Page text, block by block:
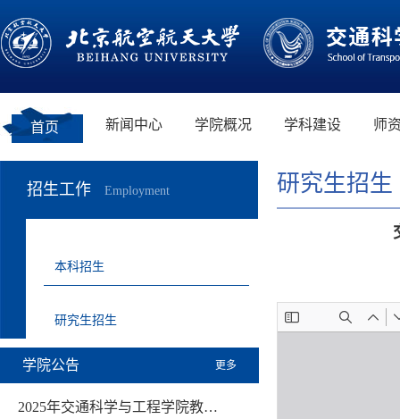
首页 新闻中心 学院概况 学科建设 师
招生工作 Employment
本科招生
研究生招生
学院公告 更多
2025年交通科学与工程学院教…
研究生招生